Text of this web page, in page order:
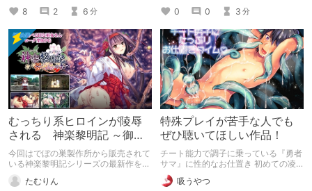
書いてますので良かったらどうぞで
す！
8
2 6 分
0
0 3 分
むっちり系ヒロインが陵辱
される 神楽黎明記 ～御琴
の章～
今回はでぼの巣製作所から販売されて
いる神楽黎明記シリーズの最新作を紹
介
たむりん
特殊プレイが苦手な人でも
ぜひ聴いてほしい作品！
チート能力で調子に乗っている『勇者
サマ』に性的なお仕置き 初めての凌
辱&初めての触手プレイでメス堕ちし
ちゃう!?吸うやつ